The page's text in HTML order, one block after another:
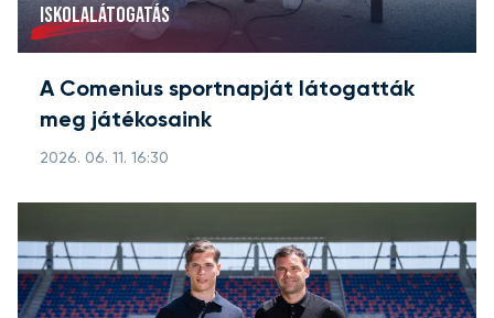
ISKOLALÁTOGATÁS
A Comenius sportnapját látogatták
meg játékosaink
2026. 06. 11. 16:30